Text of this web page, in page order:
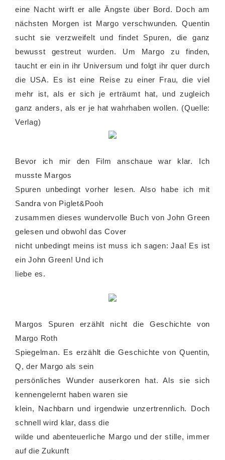
eine Nacht wirft er alle Ängste über Bord. Doch am
nächsten Morgen ist Margo verschwunden. Quentin
sucht sie verzweifelt und findet Spuren, die ganz
bewusst gestreut wurden. Um Margo zu finden,
taucht er ein in ihr Universum und folgt ihr quer durch
die USA. Es ist eine Reise zu einer Frau, die viel
mehr ist, als er sich je erträumt hat, und zugleich
ganz anders, als er je hat wahrhaben wollen. (Quelle:
Verlag)
Bevor ich mir den Film anschaue war klar. Ich
musste Margos
Spuren unbedingt vorher lesen. Also habe ich mit
Sandra von Piglet&Pooh
zusammen dieses wundervolle Buch von John Green
gelesen und obwohl das Cover
nicht unbedingt meins ist muss ich sagen: Jaa! Es ist
ein John Green! Und ich
liebe es.
Margos Spuren erzählt nicht die Geschichte von
Margo Roth
Spiegelman. Es erzählt die Geschichte von Quentin,
Q, der Margo als sein
persönliches Wunder auserkoren hat. Als sie sich
kennengelernt haben waren sie
klein, Nachbarn und irgendwie unzertrennlich. Doch
schnell wird klar, dass die
wilde und abenteuerliche Margo und der stille, immer
auf die Zukunft